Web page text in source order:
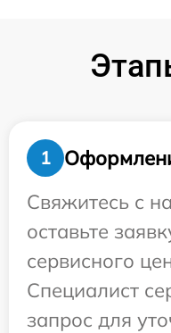
1
Свяжитесь с
оставьте
сервисного
Специалист
запрос для